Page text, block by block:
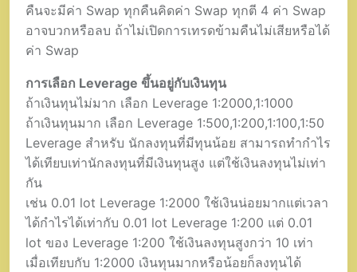
คืนจะมีค่า Swap ทุกคืนคิดค่า Swap ทุกตี 4 ค่า Swap
อาจบวกหรือลบ ถ้าไม่เปิดการเทรดข้ามคืนไม่เสียหรือได้
ค่า Swap
การเลือก Leverage ขึ้นอยู่กับเงินทุน
ถ้าเงินทุนไม่มาก เลือก Leverage 1:2000,1:1000
ถ้าเงินทุนมาก เลือก Leverage 1:500,1:200,1:100,1:50
Leverage สำหรับ นักลงทุนที่มีทุนน้อย สามารถทำกำไร
ได้เทียบเท่านักลงทุนที่มีเงินทุนสูง แต่ใช้เงินลงทุนไม่เท่า
กัน
เช่น 0.01 lot Leverage 1:2000 ใช้เงินน่อยมากแต่เวลา
ได้กำไรได้เท่ากับ 0.01 lot Leverage 1:200 แต่ 0.01
lot ของ Leverage 1:200 ใช้เงินลงทุนสูงกว่า 10 เท่า
เมื่อเทียบกับ 1:2000 เงินทุนมากหรือน้อยก็ลงทุนได้